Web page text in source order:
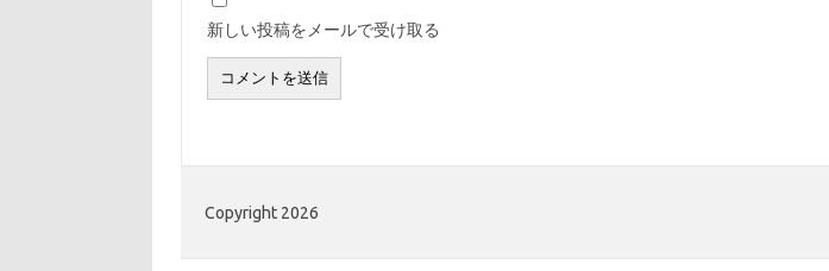
新しい投稿をメールで受け取る
Copyright 2026